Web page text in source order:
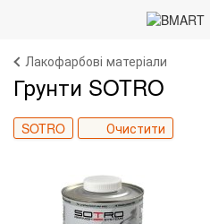
Лакофарбові матеріали
Грунти SOTRO
SOTRO Очистити